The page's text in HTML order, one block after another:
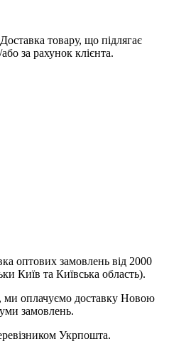
товару, що підлягає
за рахунок клієнта.
оптових замовлень від 2000
Київ та Київська область).
ми оплачуємо доставку Новою
замовлень.
Укрпошта.